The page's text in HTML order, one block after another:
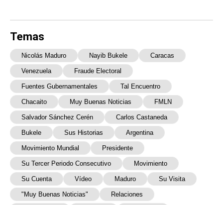
Temas
Nicolás Maduro Nayib Bukele Caracas
Venezuela Fraude Electoral
Fuentes Gubernamentales Tal Encuentro
Chacaito Muy Buenas Noticias FMLN
Salvador Sánchez Cerén Carlos Castaneda
Bukele Sus Historias Argentina
Movimiento Mundial Presidente
Su Tercer Periodo Consecutivo Movimiento
Su Cuenta Vídeo Maduro Su Visita
"muy Buenas Noticias" Relaciones